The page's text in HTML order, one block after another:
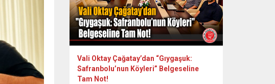
Vali Oktay Çağatay’dan “Gıygaşuk:
Safranbolu’nun Köyleri” Belgeseline
Tam Not!